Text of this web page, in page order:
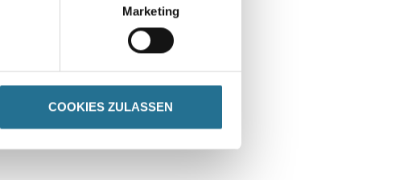
Marketing
COOKIES ZULASSEN